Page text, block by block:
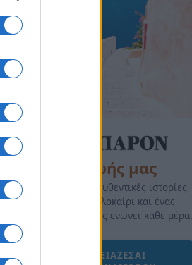
της Ζωής μας
Οι άνθρωποι, οι αυθεντικές ιστορίες,
το ελληνικό καλοκαίρι και ένας
πολιτισμός που μας ενώνει κάθε μέρα.
ΟΣΑ ΧΡΕΙΑΖΕΣΑΙ